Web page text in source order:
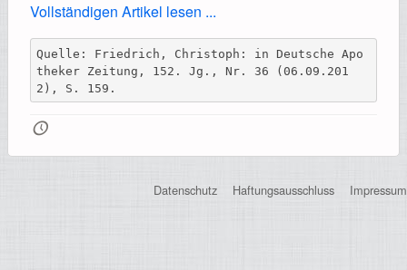
Hilfe
Vollständigen Artikel lesen ...
Quelle: Friedrich, Christoph: in Deutsche Apo
theker Zeitung, 152. Jg., Nr. 36 (06.09.201
2), S. 159.
🕔
Datenschutz Haftungsausschluss Impressum